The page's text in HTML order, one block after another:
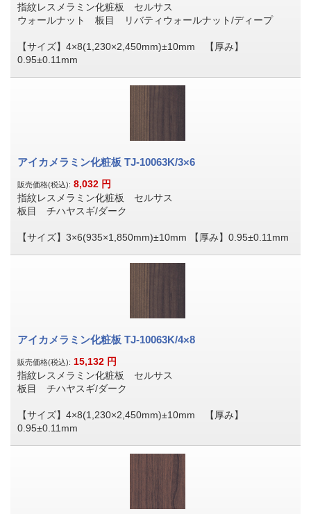
指紋レスメラミン化粧板 セルサス
ウォールナット 板目 リバティウォールナット/ディープ
【サイズ】4×8(1,230×2,450mm)±10mm 【厚み】
0.95±0.11mm
アイカメラミン化粧板 TJ-10063K/3×6
販売価格(税込): 8,032 円
指紋レスメラミン化粧板 セルサス
板目 チハヤスギ/ダーク
【サイズ】3×6(935×1,850mm)±10mm 【厚み】0.95±0.11mm
アイカメラミン化粧板 TJ-10063K/4×8
販売価格(税込): 15,132 円
指紋レスメラミン化粧板 セルサス
板目 チハヤスギ/ダーク
【サイズ】4×8(1,230×2,450mm)±10mm 【厚み】
0.95±0.11mm